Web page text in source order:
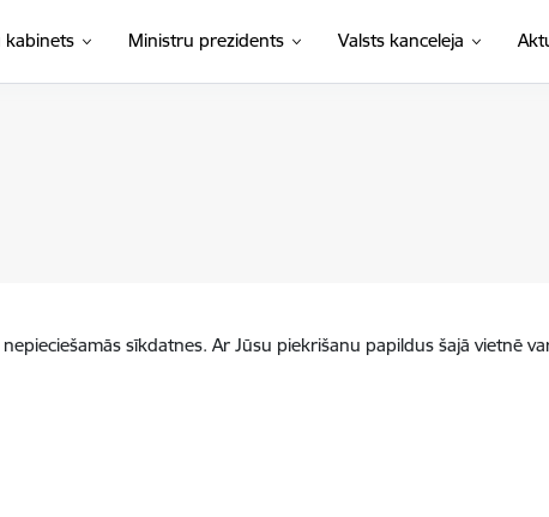
kabinets Ministru prezidents Valsts kanceleja
sīkdatnes. Ar Jūsu piekrišanu papildus šajā vietnē